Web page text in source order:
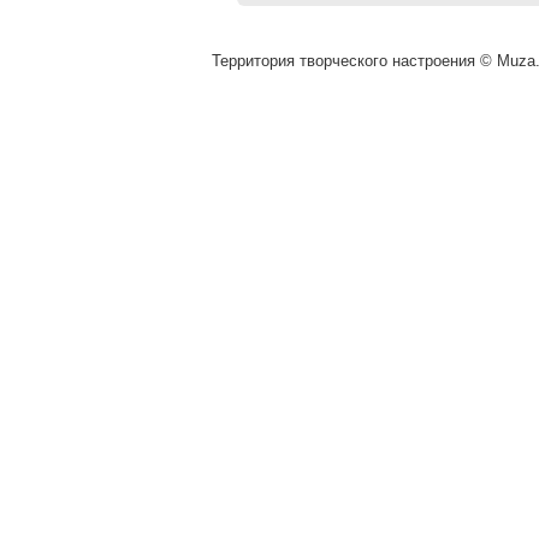
Территория творческого настроения ©